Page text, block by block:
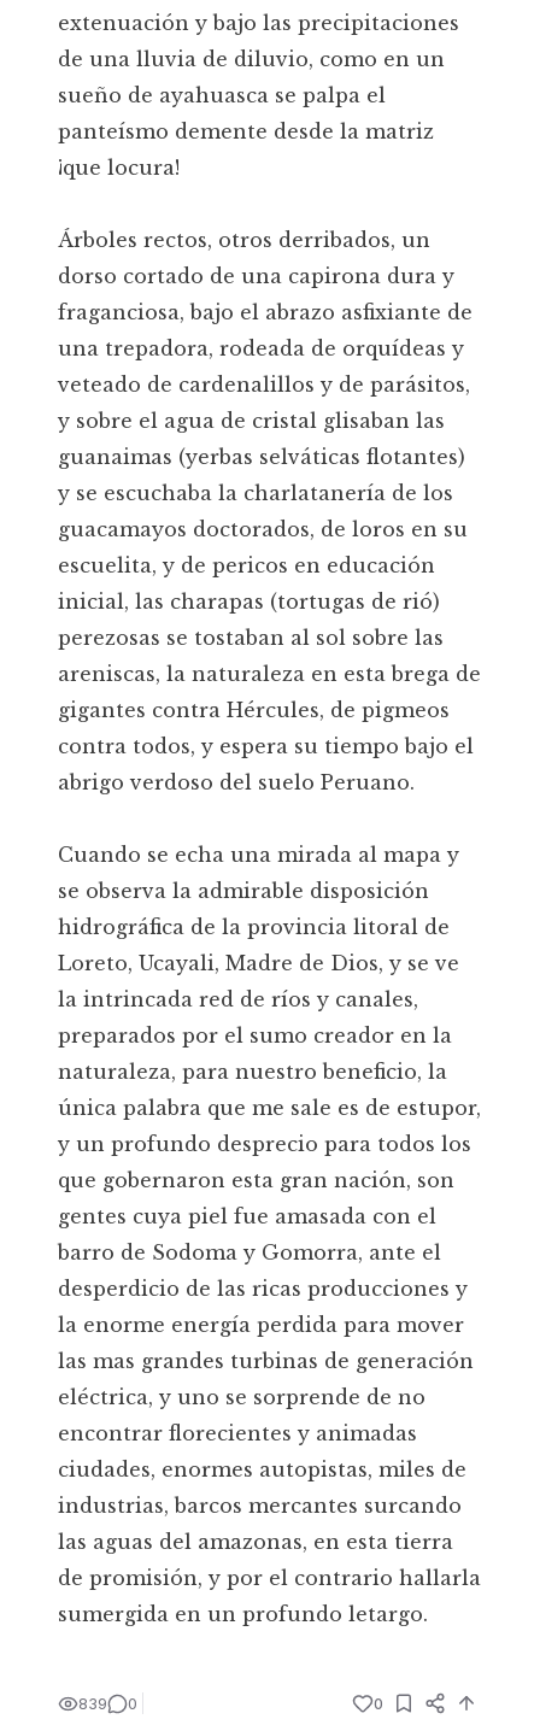
extenuación y bajo las precipitaciones
de una lluvia de diluvio, como en un
sueño de ayahuasca se palpa el
panteísmo demente desde la matriz
¡que locura!
Árboles rectos, otros derribados, un
dorso cortado de una capirona dura y
fraganciosa, bajo el abrazo asfixiante de
una trepadora, rodeada de orquídeas y
veteado de cardenalillos y de parásitos,
y sobre el agua de cristal glisaban las
guanaimas (yerbas selváticas flotantes)
y se escuchaba la charlatanería de los
guacamayos doctorados, de loros en su
escuelita, y de pericos en educación
inicial, las charapas (tortugas de rió)
perezosas se tostaban al sol sobre las
areniscas, la naturaleza en esta brega de
gigantes contra Hércules, de pigmeos
contra todos, y espera su tiempo bajo el
abrigo verdoso del suelo Peruano.
Cuando se echa una mirada al mapa y
se observa la admirable disposición
hidrográfica de la provincia litoral de
Loreto, Ucayali, Madre de Dios, y se ve
la intrincada red de ríos y canales,
preparados por el sumo creador en la
naturaleza, para nuestro beneficio, la
única palabra que me sale es de estupor,
y un profundo desprecio para todos los
que gobernaron esta gran nación, son
gentes cuya piel fue amasada con el
barro de Sodoma y Gomorra, ante el
desperdicio de las ricas producciones y
la enorme energía perdida para mover
las mas grandes turbinas de generación
eléctrica, y uno se sorprende de no
encontrar florecientes y animadas
ciudades, enormes autopistas, miles de
industrias, barcos mercantes surcando
las aguas del amazonas, en esta tierra
de promisión, y por el contrario hallarla
sumergida en un profundo letargo.
839 0 0